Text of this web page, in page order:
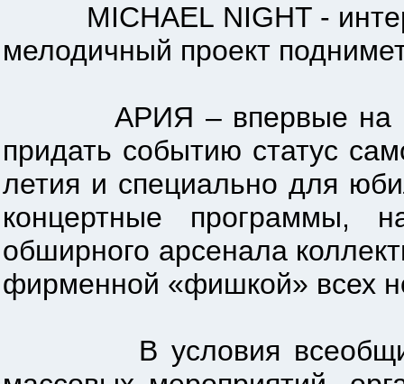
MICHAEL NIGHT -
мелодичный проект
АРИЯ – впервые на
придать событию статус
летия и специально для
концертные программы,
обширного арсенала
фирменной «фишкой» всех
В условия всеобщих